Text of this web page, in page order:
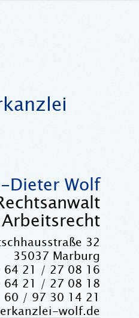
Dieter Wolf
32
35037 Marburg
64 21 / 27 08 16
64 21 / 27 08 18
60 / 97 30 14 21
wolf.de